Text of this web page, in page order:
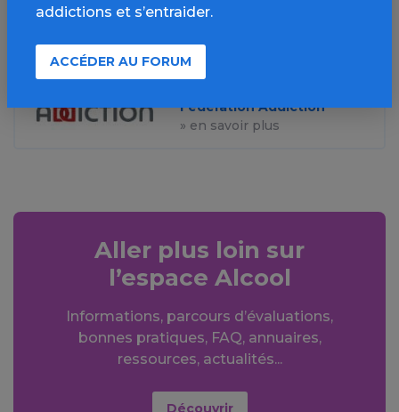
Fédération Addiction
» en savoir plus
Aller plus loin sur
l’espace Alcool
Informations, parcours d’évaluations,
bonnes pratiques, FAQ, annuaires,
ressources, actualités...
Découvrir
addictions et s’entraider.
ACCÉDER AU FORUM